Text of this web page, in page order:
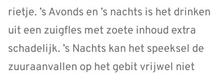
rietje. ’s Avonds en ’s nachts is het drinken
uit een zuigfles met zoete inhoud extra
schadelijk. ’s Nachts kan het speeksel de
zuuraanvallen op het gebit vrijwel niet